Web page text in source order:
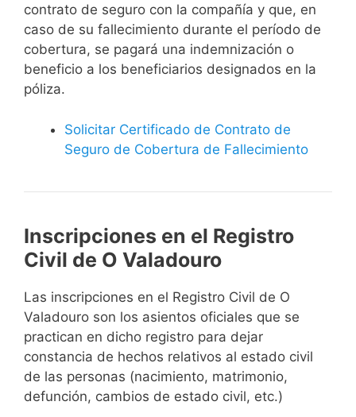
contrato de seguro con la compañía y que, en
caso de su fallecimiento durante el período de
cobertura, se pagará una indemnización o
beneficio a los beneficiarios designados en la
póliza.
Solicitar Certificado de Contrato de
Seguro de Cobertura de Fallecimiento
Inscripciones en el Registro
Civil de O Valadouro
Las inscripciones en el Registro Civil de O
Valadouro son los asientos oficiales que se
practican en dicho registro para dejar
constancia de hechos relativos al estado civil
de las personas (nacimiento, matrimonio,
defunción, cambios de estado civil, etc.)